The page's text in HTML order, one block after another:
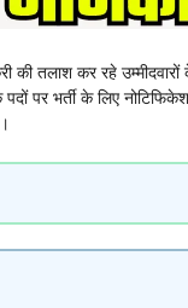
कर रहे उम्मीदवारों के
पर भर्ती के लिए